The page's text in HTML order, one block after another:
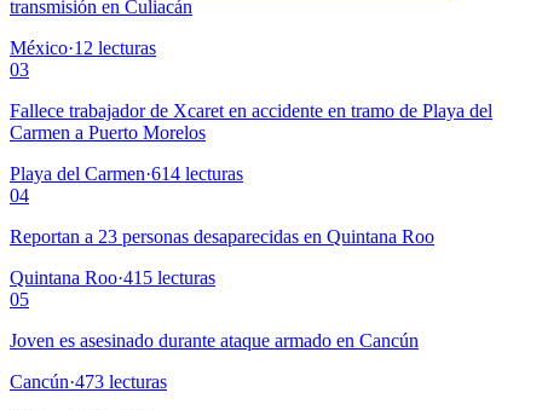
transmisión en Culiacán
México·12 lecturas
03
Fallece trabajador de Xcaret en accidente en tramo de Playa del
Carmen a Puerto Morelos
Playa del Carmen·614 lecturas
04
Reportan a 23 personas desaparecidas en Quintana Roo
Quintana Roo·415 lecturas
05
Joven es asesinado durante ataque armado en Cancún
Cancún·473 lecturas